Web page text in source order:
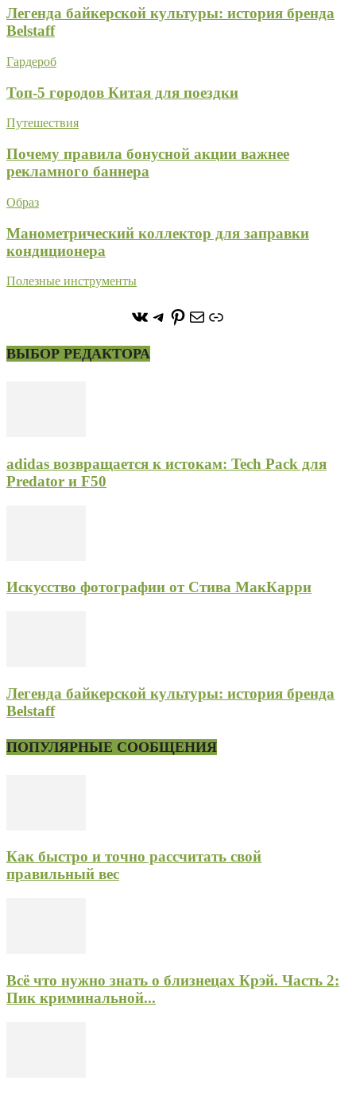
Легенда байкерской культуры: история бренда
Belstaff
Гардероб
Топ-5 городов Китая для поездки
Путешествия
Почему правила бонусной акции важнее
рекламного баннера
Образ
Манометрический коллектор для заправки
кондиционера
Полезные инструменты
https://vk.com/
https://t.me/stoneforest
https://
ПочтаСсылка
ВЫБОР РЕДАКТОРА
adidas возвращается к истокам: Tech Pack для
Predator и F50
Искусство фотографии от Стива МакКарри
Легенда байкерской культуры: история бренда
Belstaff
ПОПУЛЯРНЫЕ СООБЩЕНИЯ
Как быстро и точно рассчитать свой
правильный вес
Всё что нужно знать о близнецах Крэй. Часть 2:
Пик криминальной...